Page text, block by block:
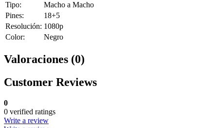
Tipo:
Macho a Macho
Pines:
18+5
Resolución: 1080p
Color:
Negro
Valoraciones (0)
Customer Reviews
0
0 verified ratings
Write a review